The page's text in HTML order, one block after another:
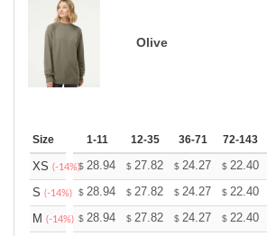
Olive
Size 1-11 12-35 36-71 72-143
XS (-14%)$ 28.94 $ 27.82 $ 24.27 $ 22.40
S (-14%) $ 28.94 $ 27.82 $ 24.27 $ 22.40
M (-14%) $ 28.94 $ 27.82 $ 24.27 $ 22.40